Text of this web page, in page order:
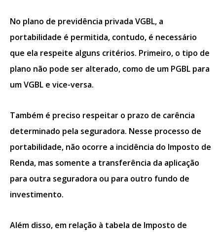
No plano de previdência privada VGBL, a
portabilidade é permitida, contudo, é necessário
que ela respeite alguns critérios. Primeiro, o tipo de
plano não pode ser alterado, como de um PGBL para
um VGBL e vice-versa.
Também é preciso respeitar o prazo de carência
determinado pela seguradora. Nesse processo de
portabilidade, não ocorre a incidência do Imposto de
Renda, mas somente a transferência da aplicação
para outra seguradora ou para outro fundo de
investimento.
Além disso, em relação à tabela de Imposto de